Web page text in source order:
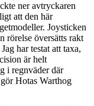
ner avtryckaren
att den här
Joysticken
rörelse översätts rakt
har testat att taxa,
är helt
i regnväder där
Hotas Warthog